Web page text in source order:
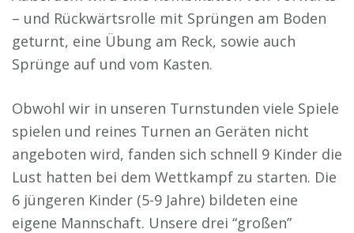
– und Rückwärtsrolle mit Sprüngen am Boden
geturnt, eine Übung am Reck, sowie auch
Sprünge auf und vom Kasten.
Obwohl wir in unseren Turnstunden viele Spiele
spielen und reines Turnen an Geräten nicht
angeboten wird, fanden sich schnell 9 Kinder die
Lust hatten bei dem Wettkampf zu starten. Die
6 jüngeren Kinder (5-9 Jahre) bildeten eine
eigene Mannschaft. Unsere drei “großen”